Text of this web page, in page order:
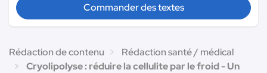
Commander des textes
Rédaction de contenu
Rédaction santé / médical
Cryolipolyse : réduire la cellulite par le froid - Un